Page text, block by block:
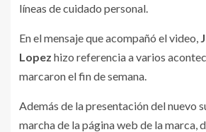
líneas de cuidado personal.
En el mensaje que acompañó el video,
Lopez hizo referencia a varios
marcaron el fin de semana.
Además de la presentación del nuevo
marcha de la página web de la marca,